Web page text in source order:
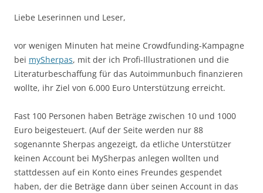
Liebe Leserinnen und Leser,
vor wenigen Minuten hat meine Crowdfunding-Kampagne
bei mySherpas, mit der ich Profi-Illustrationen und die
Literaturbeschaffung für das Autoimmunbuch finanzieren
wollte, ihr Ziel von 6.000 Euro Unterstützung erreicht.
Fast 100 Personen haben Beträge zwischen 10 und 1000
Euro beigesteuert. (Auf der Seite werden nur 88
sogenannte Sherpas angezeigt, da etliche Unterstützer
keinen Account bei MySherpas anlegen wollten und
stattdessen auf ein Konto eines Freundes gespendet
haben, der die Beträge dann über seinen Account in das